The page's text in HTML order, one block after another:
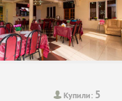
Купили: 5